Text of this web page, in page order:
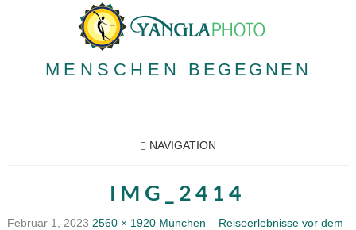
MENSCHEN BEGEGNEN
NAVIGATION
IMG_2414
Februar 1, 2023 2560 × 1920 München – Reiseerlebnisse vor dem